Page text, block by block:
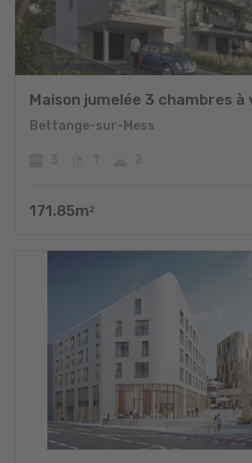
Maison jumelée 3 chambres à
Bettange-sur-Mess
171.85m 2